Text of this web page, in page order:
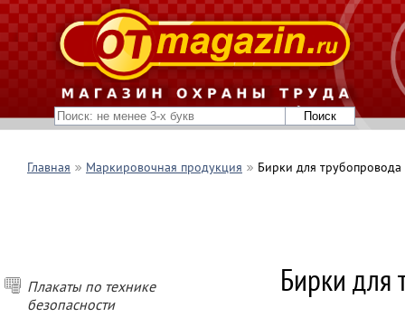
Главная Маркировочная продукция Бирки для трубопровода
Плакаты по технике
безопасности
Бирки для